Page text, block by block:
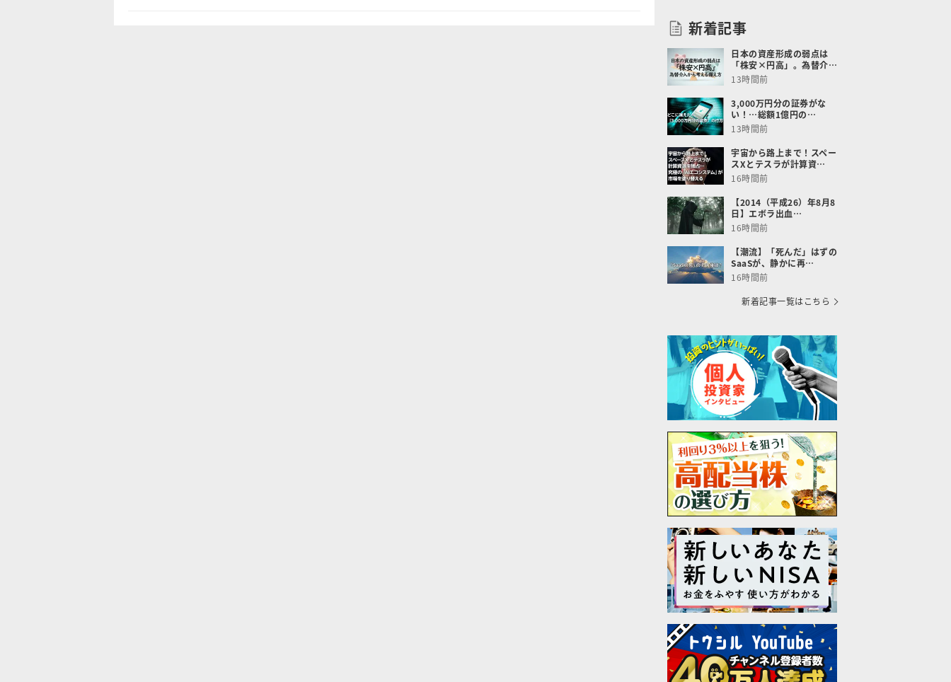
新着記事
日本の資産形成の弱点は
「株安×円高」。為替介…
13時間前
3,000万円分の証券がな
い！…総額1億円の…
13時間前
宇宙から路上まで！スペー
スXとテスラが計算資…
16時間前
【2014（平成26）年8月8
日】エボラ出血…
16時間前
【潮流】「死んだ」はずの
SaaSが、静かに再…
16時間前
新着記事一覧はこちら